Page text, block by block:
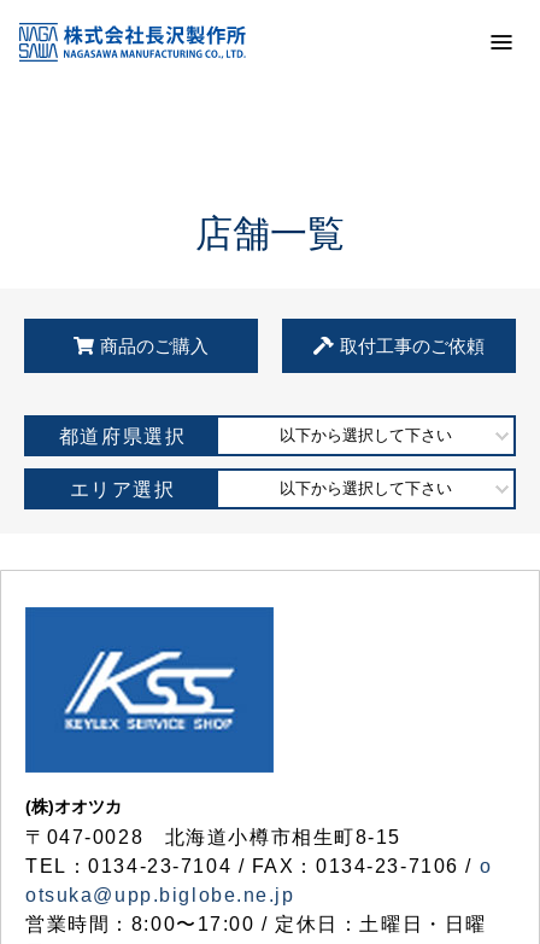
KSS加盟店・取扱店情報
店舗一覧
店舗一覧
商品のご購入 取付工事のご依頼
都道府県選択 以下から選択して下さい
エリア選択 以下から選択して下さい
(株)オオツカ
〒047-0028 北海道小樽市相生町8-15
TEL：0134-23-7104 / FAX：0134-23-7106 / o
otsuka@upp.biglobe.ne.jp
営業時間：8:00〜17:00 / 定休日：土曜日・日曜